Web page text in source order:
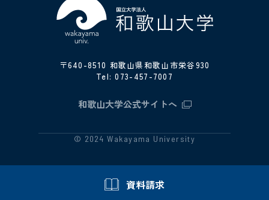
資料請求
〒640-8510 和歌山県和歌山市栄谷930
Tel:073-457-7007
和歌山大学公式サイトへ
© 2024 Wakayama University